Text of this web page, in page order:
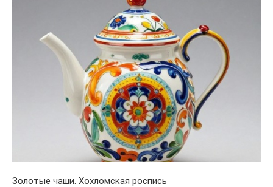
Золотые чаши. Хохломская роспись